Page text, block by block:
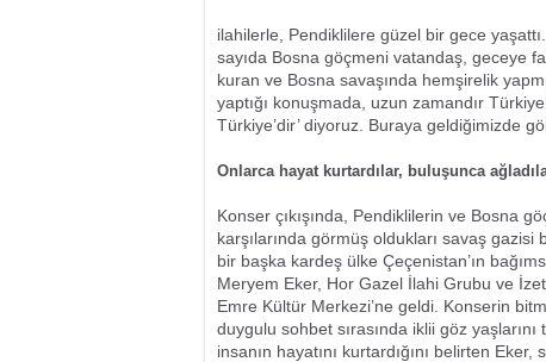
ilahilerle, Pendiklilere güzel bir gece
sayıda Bosna göçmeni vatandaş, geceye
kuran ve Bosna savaşında hemşirelik
yaptığı konuşmada, uzun zamandır
Türkiye’dir’ diyoruz. Buraya geldiğimizde
Onlarca hayat kurtardılar, buluşunca
Konser çıkışında, Pendiklilerin ve Bosna
karşılarında görmüş oldukları savaş
bir başka kardeş ülke Çeçenistan’ın
Meryem Eker, Hor Gazel İlahi Grubu ve
Emre Kültür Merkezi’ne geldi. Konserin
duygulu sohbet sırasında iklii göz
insanın hayatını kurtardığını belirten